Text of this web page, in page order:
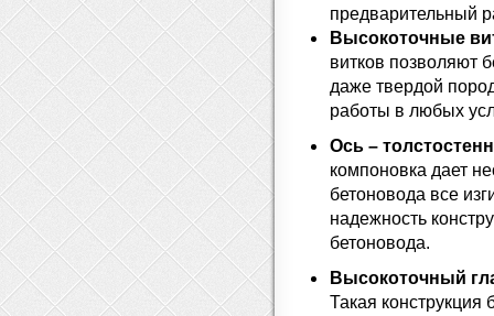
предварительный
Высокоточные
витков позволяют
даже твердой
работы в любых
Ось –
компоновка дает
бетоновода все
надежность
бетоновода.
Высокоточный
Такая конструкция